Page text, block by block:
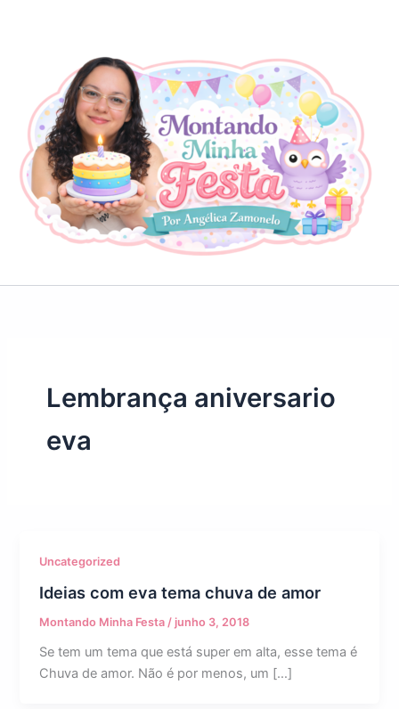
Lembrança aniversario
eva
Uncategorized
Ideias com eva tema chuva de amor
Montando Minha Festa / junho 3, 2018
Se tem um tema que está super em alta, esse tema é
Chuva de amor. Não é por menos, um […]